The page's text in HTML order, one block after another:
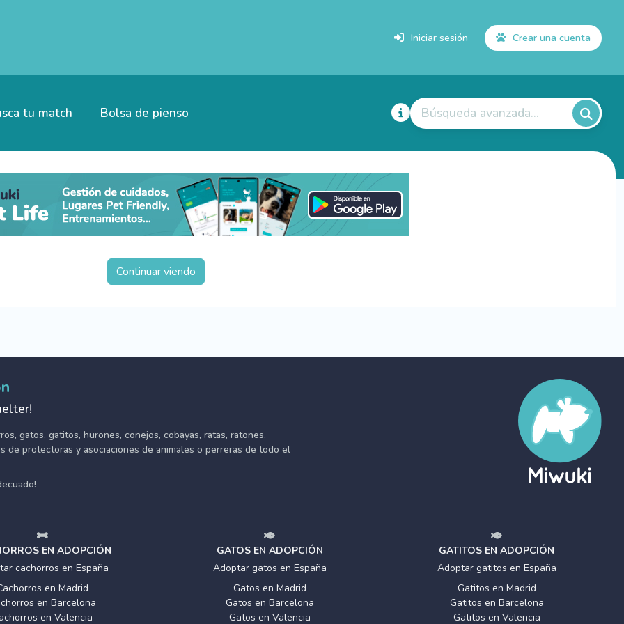
Iniciar sesión Crear una cuenta
tu match Bolsa de pienso Búsqueda avanzada...
Continuar viendo
gatos, gatitos, hurones, conejos, cobayas, ratas, ratones,
de protectoras y asociaciones de animales o perreras de todo el
EN ADOPCIÓN
cachorros en España
en Madrid
en Barcelona
en Valencia
GATOS EN ADOPCIÓN
Adoptar gatos en España
Gatos en Madrid
Gatos en Barcelona
Gatos en Valencia
GATITOS EN ADOPCIÓN
Adoptar gatitos en España
Gatitos en Madrid
Gatitos en Barcelona
Gatitos en Valencia